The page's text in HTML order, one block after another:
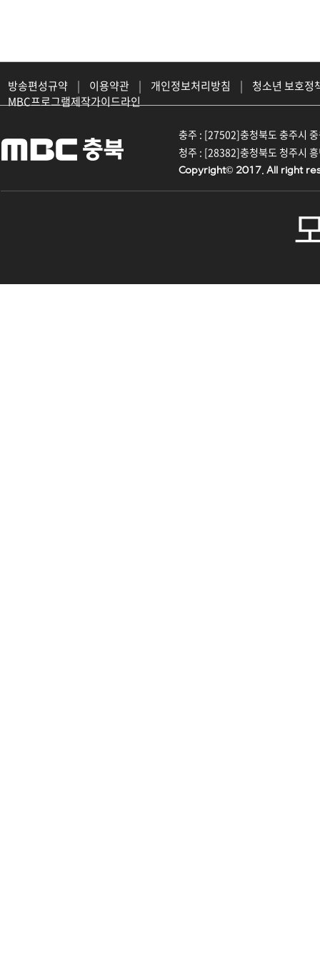
방송편성규약 | 이용약관 | 개인정보처리방침 |
청소년 보호정
MBC프로그램제작가이드라인
충주 : [27502]충청북도 충주시
청주 : [28382]충청북도 청주시
Copyright© 2017. All right